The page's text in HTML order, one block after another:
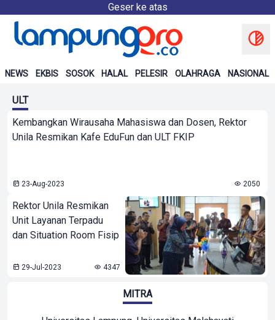
Geser ke atas
NEWS EKBIS SOSOK HALAL PELESIR OLAHRAGA NASIONAL
ULT
Kembangkan Wirausaha Mahasiswa dan Dosen, Rektor
Unila Resmikan Kafe EduFun dan ULT FKIP
23-Aug-2023 2050
Rektor Unila Resmikan
Unit Layanan Terpadu
dan Situation Room Fisip
29-Jul-2023 4347
MITRA